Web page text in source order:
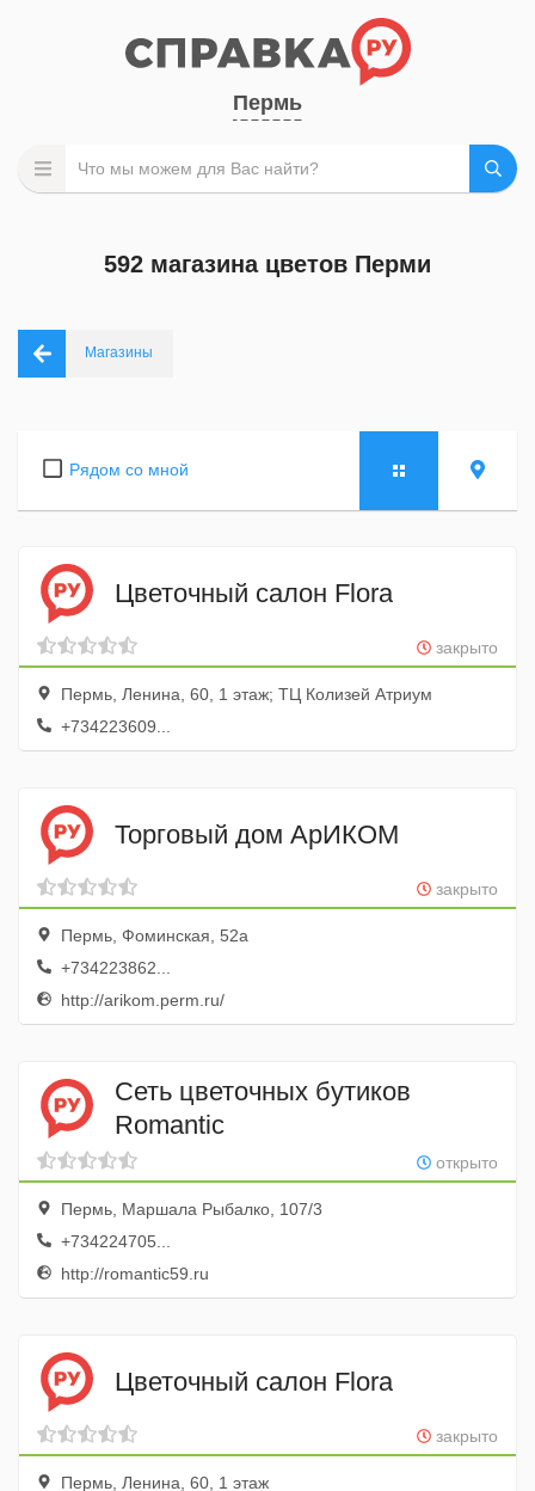
Пермь
592 магазина цветов Перми
Магазины
Рядом со мной
Цветочный салон Flora
закрыто
Пермь, Ленина, 60, 1 этаж; ТЦ Колизей Атриум
+734223609...
Торговый дом АрИКОМ
закрыто
Пермь, Фоминская, 52а
+734223862...
http://arikom.perm.ru/
Сеть цветочных бутиков
Romantic
открыто
Пермь, Маршала Рыбалко, 107/3
+734224705...
http://romantic59.ru
Цветочный салон Flora
закрыто
Пермь, Ленина, 60, 1 этаж